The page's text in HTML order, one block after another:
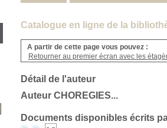
Catalogue en ligne de la
A partir de cette page vous pouvez :
Retourner au premier écran avec les
Détail de l'auteur
Auteur CHOREGIES...
Documents disponibles écrits